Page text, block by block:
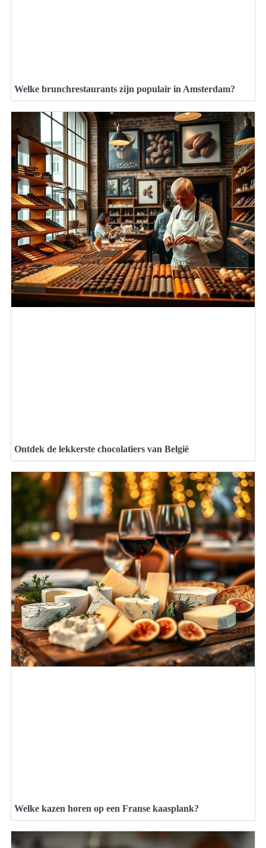
Welke brunchrestaurants zijn populair in Amsterdam?
Ontdek de lekkerste chocolatiers van België
Welke kazen horen op een Franse kaasplank?